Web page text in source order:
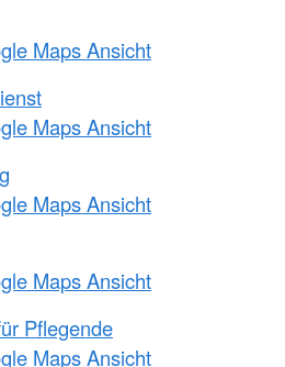
Maps Ansicht
Maps Ansicht
Maps Ansicht
Maps Ansicht
Pflegende
Maps Ansicht